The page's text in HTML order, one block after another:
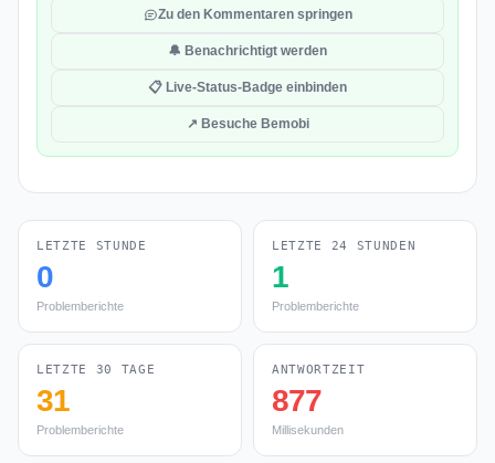
Zu den Kommentaren springen
🔔 Benachrichtigt werden
📋 Live-Status-Badge einbinden
↗ Besuche Bemobi
LETZTE STUNDE
0
Problemberichte
LETZTE 24 STUNDEN
1
Problemberichte
LETZTE 30 TAGE
31
Problemberichte
ANTWORTZEIT
877
Millisekunden